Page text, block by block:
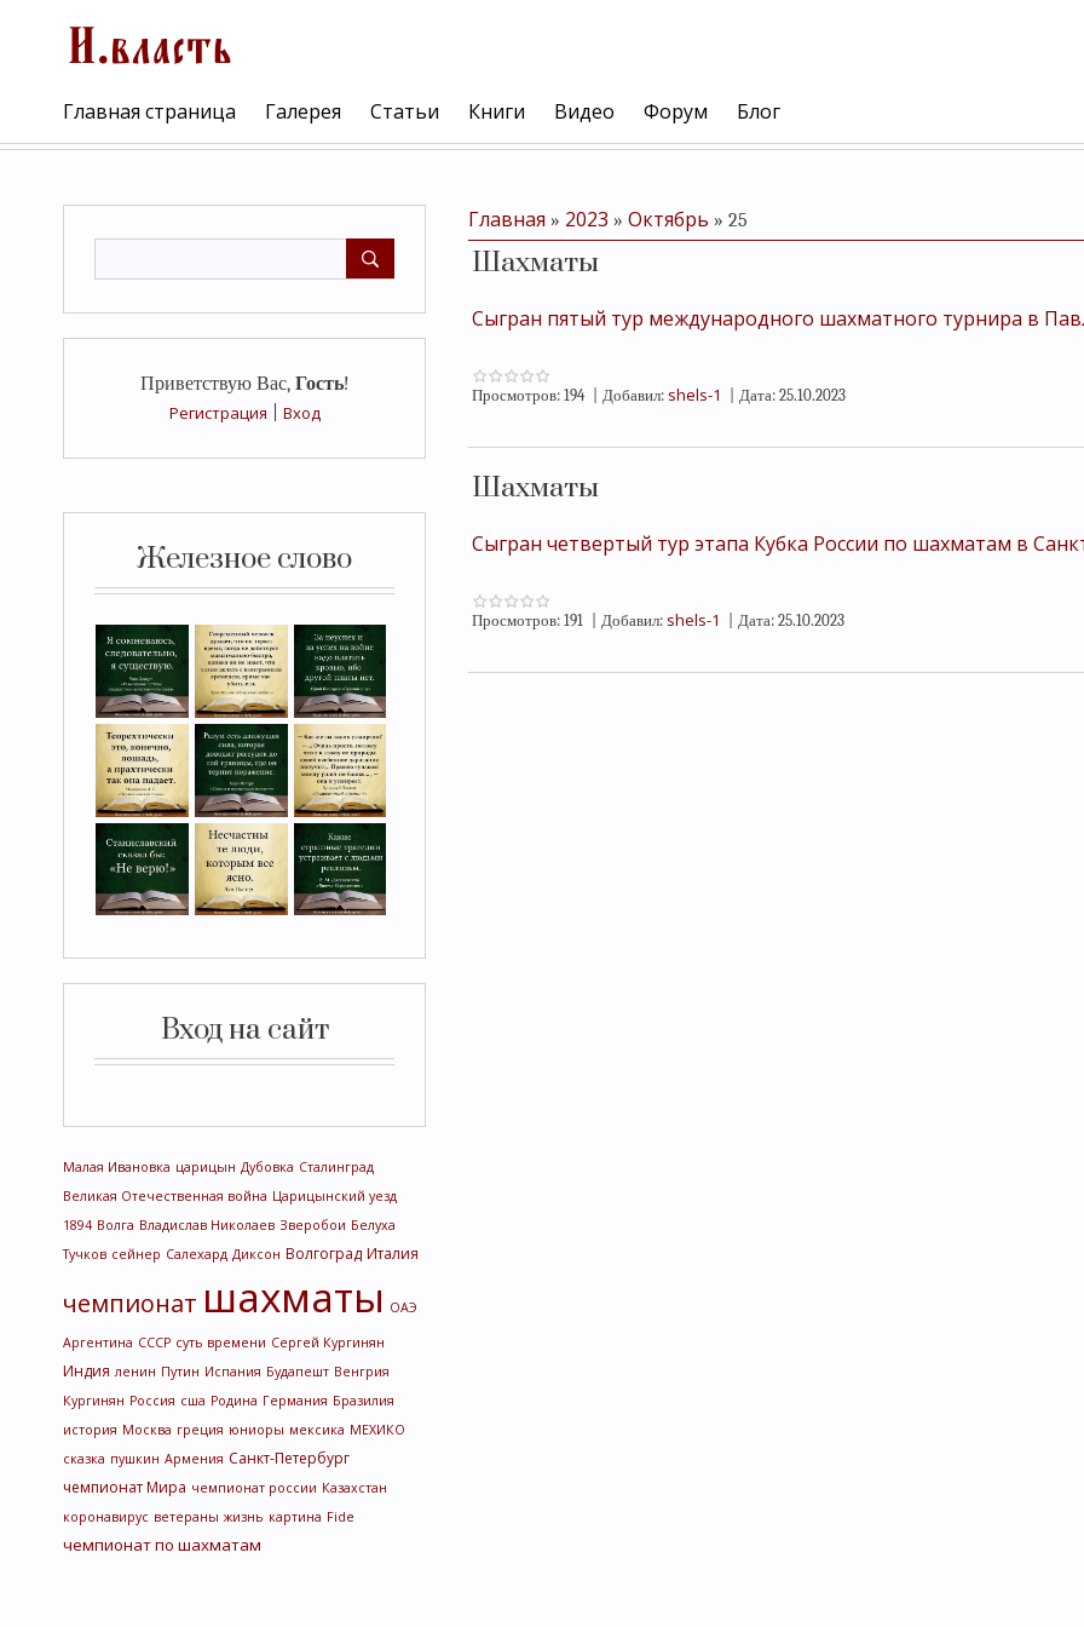
Главная страница Галерея Статьи Книги Видео Форум Блог
Приветствую Вас, Гость!
Регистрация
Вход
Железное слово
Вход на сайт
Малая Ивановка царицын Дубовка Сталинград
Великая Отечественная война Царицынский уезд
1894 Волга Владислав Николаев Зверобои Белуха
Тучков сейнер Салехард Диксон Волгоград Италия
чемпионат шахматы ОАЭ
Аргентина СССР суть времени Сергей Кургинян
Индия ленин Путин Испания Будапешт Венгрия
Кургинян Россия сша Родина Германия Бразилия
история Москва греция юниоры мексика МЕХИКО
сказка пушкин Армения Санкт-Петербург
чемпионат Мира чемпионат россии Казахстан
коронавирус ветераны жизнь картина Fide
чемпионат по шахматам
Главная » 2023 » Октябрь » 25
Шахматы
Сыгран пятый тур международного шахматного турнира в
Просмотров: 194 Добавил: shels-1 Дата: 25.10.2023
Шахматы
Сыгран четвертый тур этапа Кубка России по шахматам в
Просмотров: 191 Добавил: shels-1 Дата: 25.10.2023